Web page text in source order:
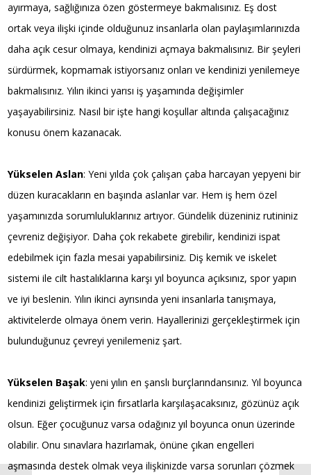
ayırmaya, sağlığınıza özen göstermeye bakmalısınız. Eş dost
ortak veya ilişki içinde olduğunuz insanlarla olan paylaşımlarınızda
daha açık cesur olmaya, kendinizi açmaya bakmalısınız. Bir şeyleri
sürdürmek, kopmamak istiyorsanız onları ve kendinizi yenilemeye
bakmalısınız. Yılın ikinci yarısı iş yaşamında değişimler
yaşayabilirsiniz. Nasıl bir işte hangi koşullar altında çalışacağınız
konusu önem kazanacak.
Yükselen Aslan: Yeni yılda çok çalışan çaba harcayan yepyeni bir
düzen kuracakların en başında aslanlar var. Hem iş hem özel
yaşamınızda sorumluluklarınız artıyor. Gündelik düzeniniz rutininiz
çevreniz değişiyor. Daha çok rekabete girebilir, kendinizi ispat
edebilmek için fazla mesai yapabilirsiniz. Diş kemik ve iskelet
sistemi ile cilt hastalıklarına karşı yıl boyunca açıksınız, spor yapın
ve iyi beslenin. Yılın ikinci ayrısında yeni insanlarla tanışmaya,
aktivitelerde olmaya önem verin. Hayallerinizi gerçekleştirmek için
bulunduğunuz çevreyi yenilemeniz şart.
Yükselen Başak: yeni yılın en şanslı burçlarındansınız. Yıl boyunca
kendinizi geliştirmek için fırsatlarla karşılaşacaksınız, gözünüz açık
olsun. Eğer çocuğunuz varsa odağınız yıl boyunca onun üzerinde
olabilir. Onu sınavlara hazırlamak, önüne çıkan engelleri
aşmasında destek olmak veya ilişkinizde varsa sorunları çözmek